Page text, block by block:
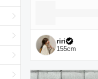
riri
155cm